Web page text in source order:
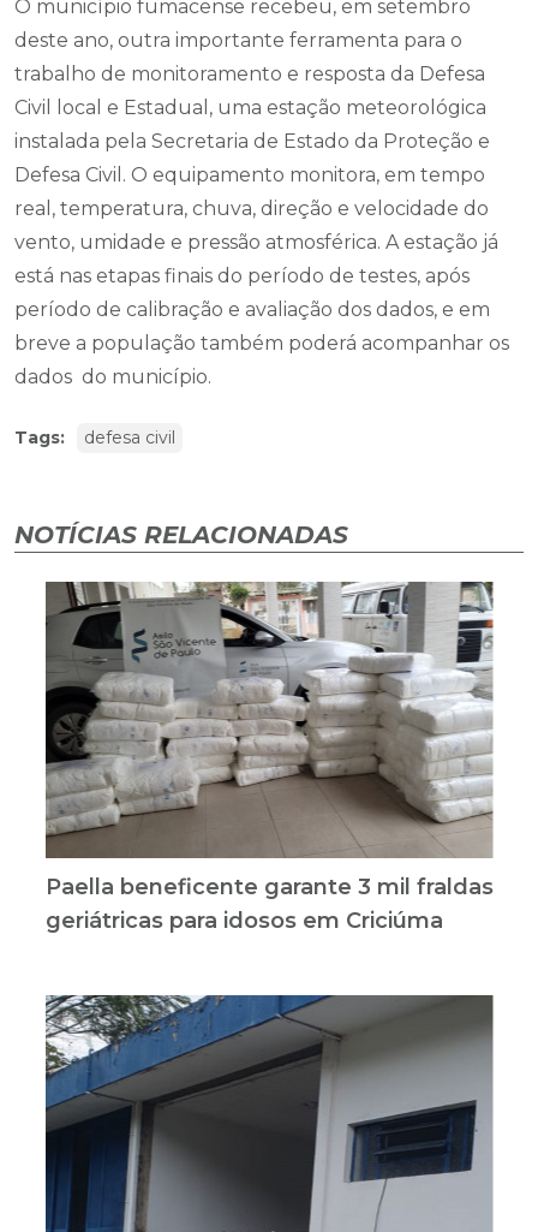
O município fumacense recebeu, em setembro
deste ano, outra importante ferramenta para o
trabalho de monitoramento e resposta da Defesa
Civil local e Estadual, uma estação meteorológica
instalada pela Secretaria de Estado da Proteção e
Defesa Civil. O equipamento monitora, em tempo
real, temperatura, chuva, direção e velocidade do
vento, umidade e pressão atmosférica. A estação já
está nas etapas finais do período de testes, após
período de calibração e avaliação dos dados, e em
breve a população também poderá acompanhar os
dados do município.
Tags: defesa civil
NOTÍCIAS RELACIONADAS
Paella beneficente garante 3 mil fraldas
geriátricas para idosos em Criciúma